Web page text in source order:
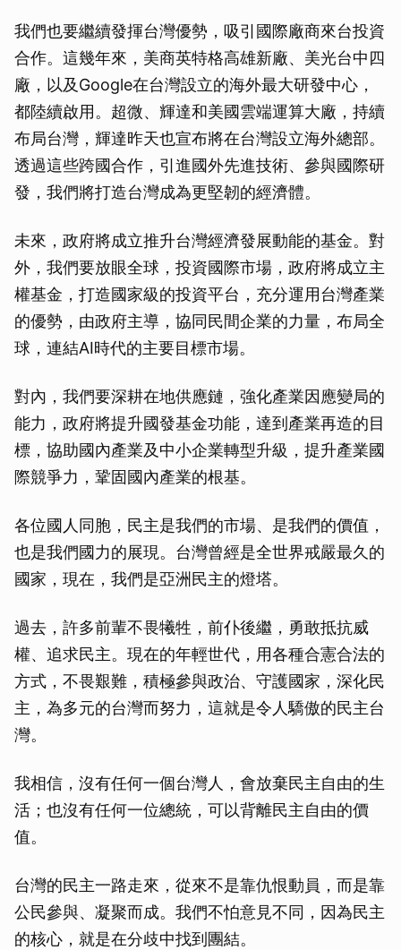
我們也要繼續發揮台灣優勢，吸引國際廠商來台投資
合作。這幾年來，美商英特格高雄新廠、美光台中四
廠，以及Google在台灣設立的海外最大研發中心，
都陸續啟用。超微、輝達和美國雲端運算大廠，持續
布局台灣，輝達昨天也宣布將在台灣設立海外總部。
透過這些跨國合作，引進國外先進技術、參與國際研
發，我們將打造台灣成為更堅韌的經濟體。
未來，政府將成立推升台灣經濟發展動能的基金。對
外，我們要放眼全球，投資國際市場，政府將成立主
權基金，打造國家級的投資平台，充分運用台灣產業
的優勢，由政府主導，協同民間企業的力量，布局全
球，連結AI時代的主要目標市場。
對內，我們要深耕在地供應鏈，強化產業因應變局的
能力，政府將提升國發基金功能，達到產業再造的目
標，協助國內產業及中小企業轉型升級，提升產業國
際競爭力，鞏固國內產業的根基。
各位國人同胞，民主是我們的市場、是我們的價值，
也是我們國力的展現。台灣曾經是全世界戒嚴最久的
國家，現在，我們是亞洲民主的燈塔。
過去，許多前輩不畏犧牲，前仆後繼，勇敢抵抗威
權、追求民主。現在的年輕世代，用各種合憲合法的
方式，不畏艱難，積極參與政治、守護國家，深化民
主，為多元的台灣而努力，這就是令人驕傲的民主台
灣。
我相信，沒有任何一個台灣人，會放棄民主自由的生
活；也沒有任何一位總統，可以背離民主自由的價
值。
台灣的民主一路走來，從來不是靠仇恨動員，而是靠
公民參與、凝聚而成。我們不怕意見不同，因為民主
的核心，就是在分歧中找到團結。